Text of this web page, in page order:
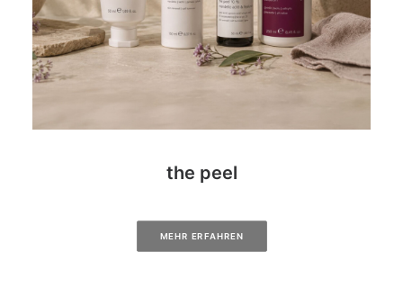
the peel
MEHR ERFAHREN